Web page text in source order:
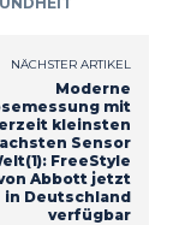
NÄCHSTER ARTIKEL
Moderne
mit
kleinsten
Sensor
FreeStyle
Abbott jetzt
in Deutschland
verfügbar